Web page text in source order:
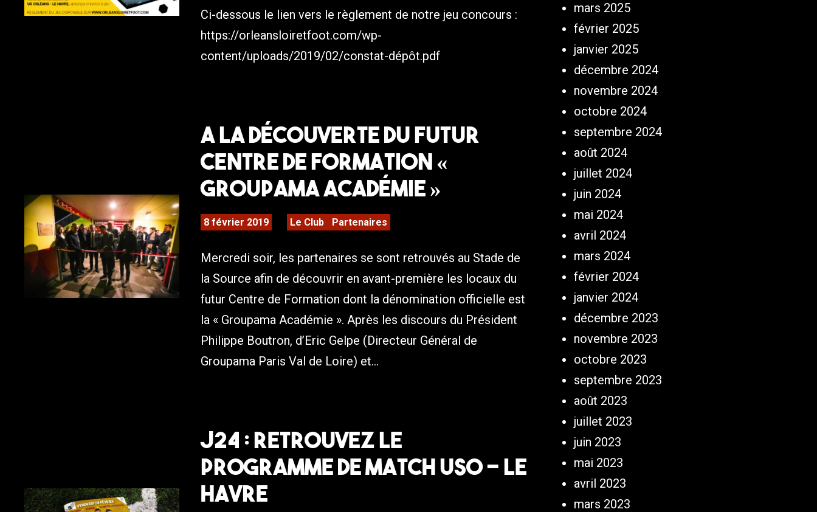
Ci-dessous le lien vers le règlement de notre jeu concours :
https://orleansloiretfoot.com/wp-
content/uploads/2019/02/constat-dépôt.pdf
A la découverte du futur
Centre de Formation «
Groupama Académie »
8 février 2019 Le Club Partenaires
Mercredi soir, les partenaires se sont retrouvés au Stade de
la Source afin de découvrir en avant-première les locaux du
futur Centre de Formation dont la dénomination officielle est
la « Groupama Académie ». Après les discours du Président
Philippe Boutron, d’Eric Gelpe (Directeur Général de
Groupama Paris Val de Loire) et...
J24 : Retrouvez le
programme de match USO – Le
Havre
mars 2025
février 2025
janvier 2025
décembre 2024
novembre 2024
octobre 2024
septembre 2024
août 2024
juillet 2024
juin 2024
mai 2024
avril 2024
mars 2024
février 2024
janvier 2024
décembre 2023
novembre 2023
octobre 2023
septembre 2023
août 2023
juillet 2023
juin 2023
mai 2023
avril 2023
mars 2023